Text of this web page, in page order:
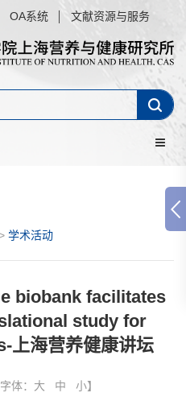
OA系统 文献资源与服务
学术活动
biobank facilitates
study for
上海营养健康讲坛
字体： 大 中 小】